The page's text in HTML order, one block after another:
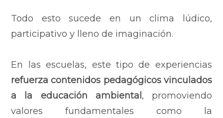
Todo esto sucede en un clima lúdico,
participativo y lleno de imaginación.
En las escuelas, este tipo de experiencias
refuerza contenidos pedagógicos vinculados
a la educación ambiental , promoviendo
valores fundamentales como la